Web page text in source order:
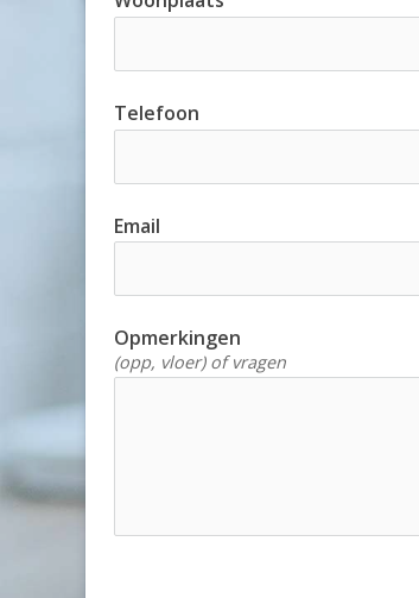
Telefoon
Email
Opmerkingen
(opp, vloer) of vragen